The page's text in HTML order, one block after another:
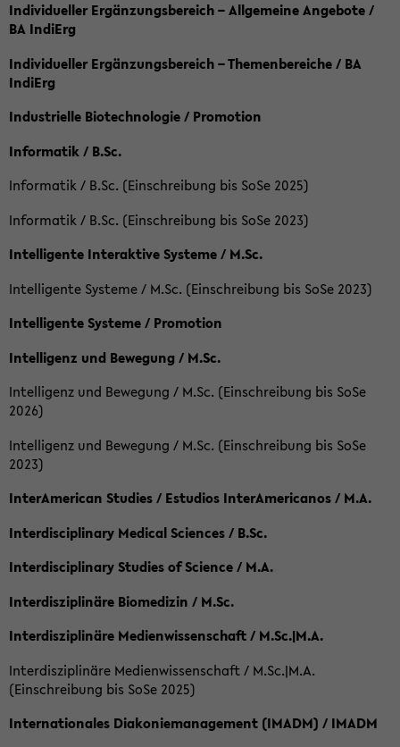
Individueller Ergänzungsbereich – Allgemeine Angebote /
BA IndiErg
Individueller Ergänzungsbereich – Themenbereiche / BA
IndiErg
Industrielle Biotechnologie / Promotion
Informatik / B.Sc.
Informatik / B.Sc. (Einschreibung bis SoSe 2025)
Informatik / B.Sc. (Einschreibung bis SoSe 2023)
Intelligente Interaktive Systeme / M.Sc.
Intelligente Systeme / M.Sc. (Einschreibung bis SoSe 2023)
Intelligente Systeme / Promotion
Intelligenz und Bewegung / M.Sc.
Intelligenz und Bewegung / M.Sc. (Einschreibung bis SoSe
2026)
Intelligenz und Bewegung / M.Sc. (Einschreibung bis SoSe
2023)
InterAmerican Studies / Estudios InterAmericanos / M.A.
Interdisciplinary Medical Sciences / B.Sc.
Interdisciplinary Studies of Science / M.A.
Interdisziplinäre Biomedizin / M.Sc.
Interdisziplinäre Medienwissenschaft / M.Sc.|M.A.
Interdisziplinäre Medienwissenschaft / M.Sc.|M.A.
(Einschreibung bis SoSe 2025)
Internationales Diakoniemanagement (IMADM) / IMADM